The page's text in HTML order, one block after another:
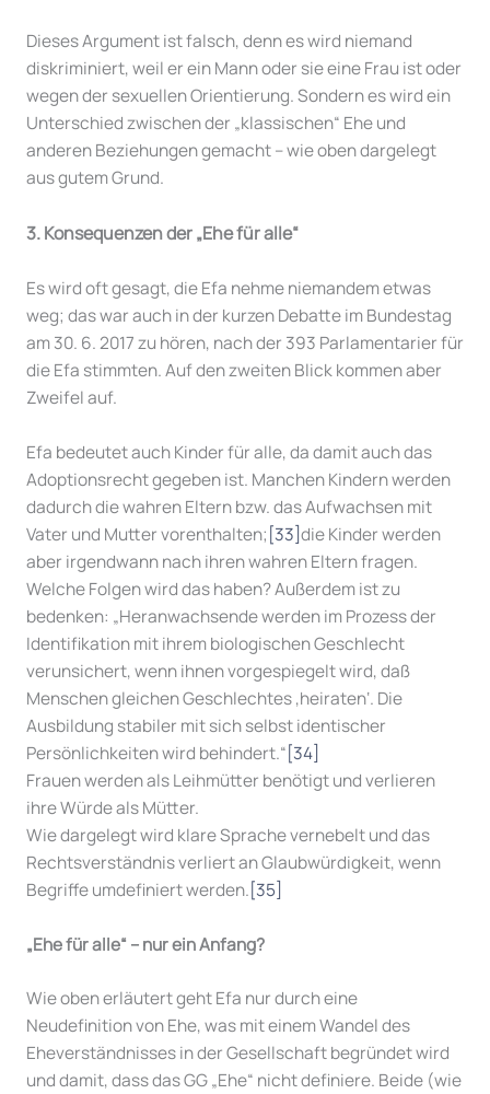
Dieses Argument ist falsch, denn es wird niemand
diskriminiert, weil er ein Mann oder sie eine Frau ist oder
wegen der sexuellen Orientierung. Sondern es wird ein
Unterschied zwischen der „klassischen“ Ehe und
anderen Beziehungen gemacht – wie oben dargelegt
aus gutem Grund.
3. Konsequenzen der „Ehe für alle“
Es wird oft gesagt, die Efa nehme niemandem etwas
weg; das war auch in der kurzen Debatte im Bundestag
am 30. 6. 2017 zu hören, nach der 393 Parlamentarier für
die Efa stimmten. Auf den zweiten Blick kommen aber
Zweifel auf.
Efa bedeutet auch Kinder für alle, da damit auch das
Adoptionsrecht gegeben ist. Manchen Kindern werden
dadurch die wahren Eltern bzw. das Aufwachsen mit
Vater und Mutter vorenthalten;[33]die Kinder werden
aber irgendwann nach ihren wahren Eltern fragen.
Welche Folgen wird das haben? Außerdem ist zu
bedenken: „Heranwachsende werden im Prozess der
Identifikation mit ihrem biologischen Geschlecht
verunsichert, wenn ihnen vorgespiegelt wird, daß
Menschen gleichen Geschlechtes ‚heiraten‘. Die
Ausbildung stabiler mit sich selbst identischer
Persönlichkeiten wird behindert.“[34]
Frauen werden als Leihmütter benötigt und verlieren
ihre Würde als Mütter.
Wie dargelegt wird klare Sprache vernebelt und das
Rechtsverständnis verliert an Glaubwürdigkeit, wenn
Begriffe umdefiniert werden.[35]
„Ehe für alle“ – nur ein Anfang?
Wie oben erläutert geht Efa nur durch eine
Neudefinition von Ehe, was mit einem Wandel des
Eheverständnisses in der Gesellschaft begründet wird
und damit, dass das GG „Ehe“ nicht definiere. Beide (wie